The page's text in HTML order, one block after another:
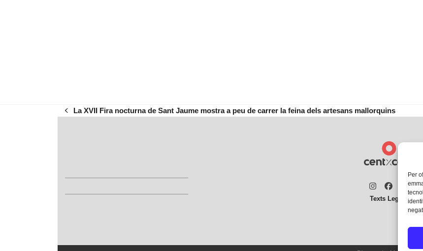
Per
previous
La XVII Fira nocturna de Sant Jaume mostra a peu de carrer la feina dels artesans mallorquins
Instagram
Texts Legals